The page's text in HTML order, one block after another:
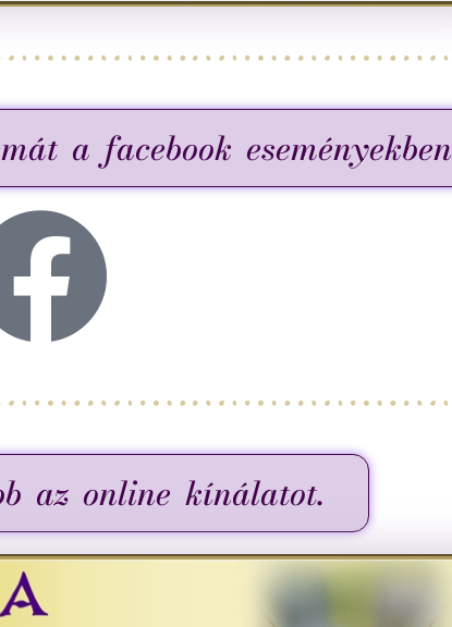
a facebook eseményekben
az online kínálatot.